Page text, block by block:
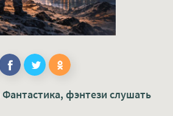
Фантастика, фэнтези слушать